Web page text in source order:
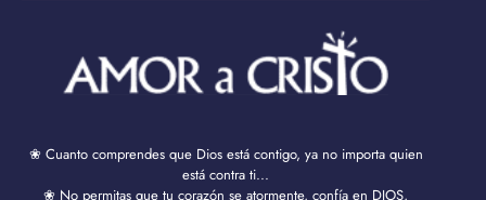
❀ Cuanto comprendes que Dios está contigo, ya no importa quien
está contra ti...
❀ No permitas que tu corazón se atormente, confía en DIOS,